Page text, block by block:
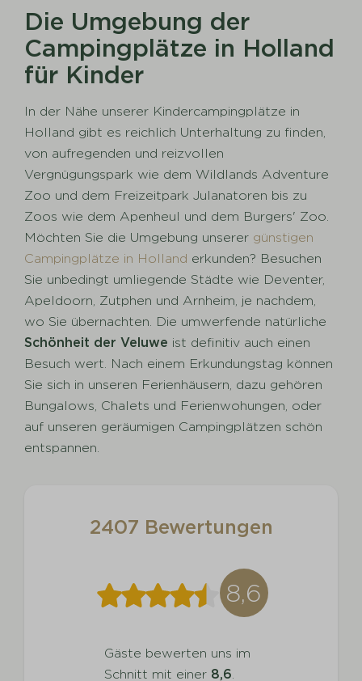
Die Umgebung der
Campingplätze in Holland
für Kinder
In der Nähe unserer Kindercampingplätze in
Holland gibt es reichlich Unterhaltung zu finden,
von aufregenden und reizvollen
Vergnügungspark wie dem Wildlands Adventure
Zoo und dem Freizeitpark Julanatoren bis zu
Zoos wie dem Apenheul und dem Burgers' Zoo.
Möchten Sie die Umgebung unserer günstigen
Campingplätze in Holland erkunden? Besuchen
Sie unbedingt umliegende Städte wie Deventer,
Apeldoorn, Zutphen und Arnheim, je nachdem,
wo Sie übernachten. Die umwerfende natürliche
Schönheit der Veluwe ist definitiv auch einen
Besuch wert. Nach einem Erkundungstag können
Sie sich in unseren Ferienhäusern, dazu gehören
Bungalows, Chalets und Ferienwohungen, oder
auf unseren geräumigen Campingplätzen schön
entspannen.
2407 Bewertungen
8,6
Gäste bewerten uns im
Schnitt mit einer 8,6